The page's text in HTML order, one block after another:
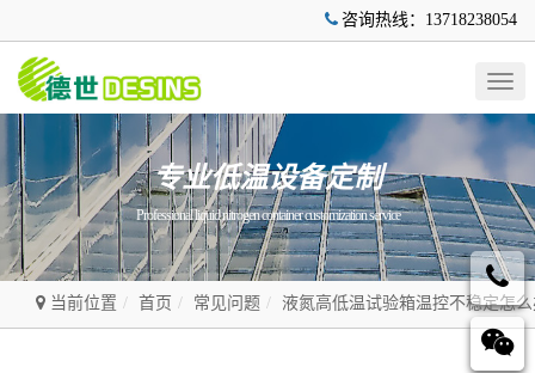
咨询热线：13718238054
专业低温设备定制
Professional liquid nitrogen container customization service
当前位置 首页 常见问题 液氮高低温试验箱温控不稳定怎